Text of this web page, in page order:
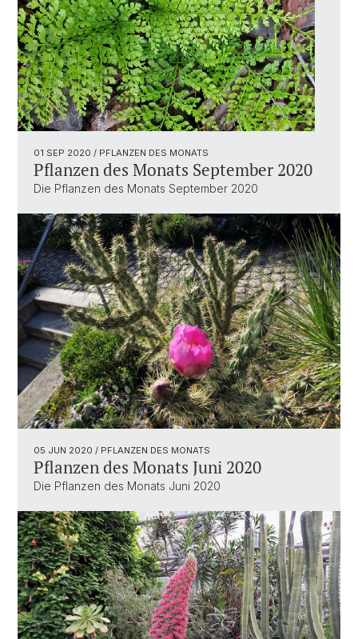
01 SEP 2020 / PFLANZEN DES MONATS
Pflanzen des Monats September 2020
Die Pflanzen des Monats September 2020
05 JUN 2020 / PFLANZEN DES MONATS
Pflanzen des Monats Juni 2020
Die Pflanzen des Monats Juni 2020